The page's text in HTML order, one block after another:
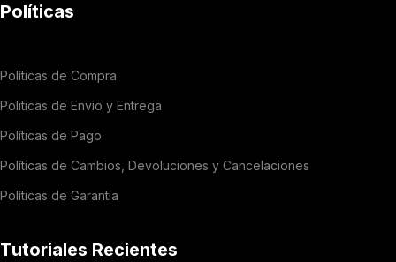
Políticas
Políticas de Compra
Politicas de Envio y Entrega
Políticas de Pago
Políticas de Cambios, Devoluciones y Cancelaciones
Políticas de Garantía
Tutoriales Recientes